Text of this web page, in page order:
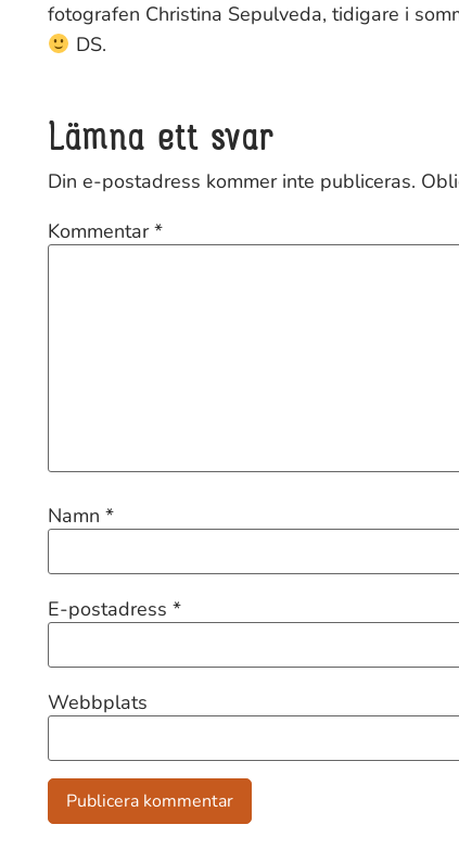
fotografen Christina Sepulveda, tidigare i
DS.
Lämna ett svar
Din e-postadress kommer inte publiceras.
Kommentar*
Namn *
E-postadress *
Webbplats